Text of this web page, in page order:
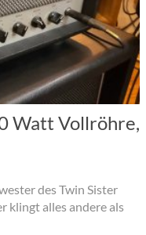
Watt Vollröhre,
des Twin Sister
klingt alles andere als